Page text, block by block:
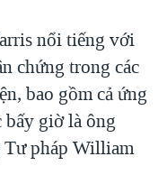
nổi tiếng với
chứng trong các
bao gồm cả ứng
giờ là ông
pháp William